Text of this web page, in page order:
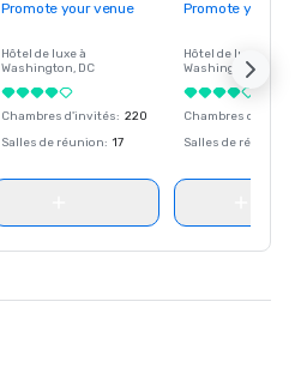
Promote your venue
Hôtel de luxe à
Washington, DC
Chambres d'invités: 220
Salles de réunion: 17
Promote your
Hôtel de luxe à
Washington
Chambres
Salles de réunion